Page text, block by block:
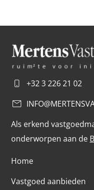
+32 3 226 21 02
Als erkend
onderworpen aan de
Home
Vastgoed aanbieden